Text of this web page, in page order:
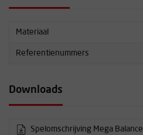
Materiaal
Referentienummers
Downloads
Spelomschrijving Mega Balance